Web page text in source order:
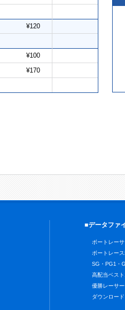
¥120
¥100
¥170
■データファ
ボートレー
ボートレー
SG・PG1・
高配当ベス
優勝レーサ
ダウンロー